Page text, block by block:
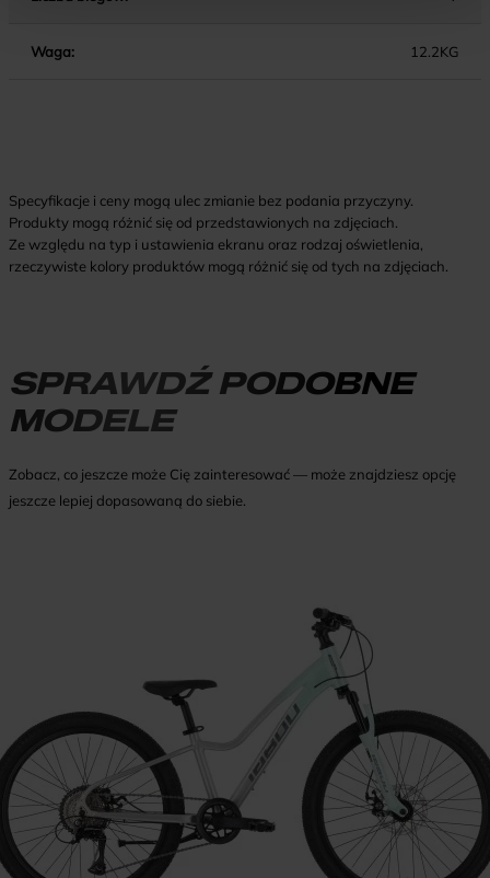
Waga: 12.2KG
Specyfikacje i ceny mogą ulec zmianie bez podania przyczyny.
Produkty mogą różnić się od przedstawionych na zdjęciach.
Ze względu na typ i ustawienia ekranu oraz rodzaj oświetlenia,
rzeczywiste kolory produktów mogą różnić się od tych na zdjęciach.
SPRAWDŹ PODOBNE
MODELE
Zobacz, co jeszcze może Cię zainteresować — może znajdziesz opcję
jeszcze lepiej dopasowaną do siebie.